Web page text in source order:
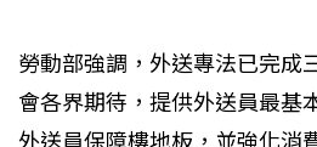
勞動部強調，外送專法已完成
會各界期待，提供外送員最基
外送員保障樓地板，並強化消